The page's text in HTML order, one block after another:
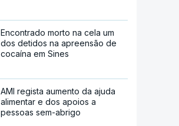
Encontrado morto na cela um
dos detidos na apreensão de
cocaína em Sines
AMI regista aumento da ajuda
alimentar e dos apoios a
pessoas sem-abrigo